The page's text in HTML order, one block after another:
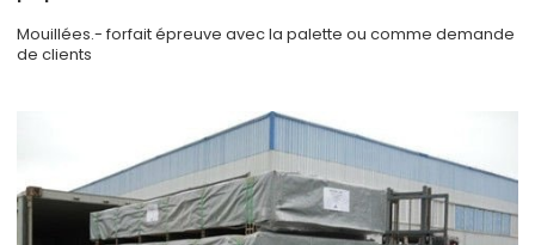
Mouillées.- forfait épreuve avec la palette ou comme demande
de clients